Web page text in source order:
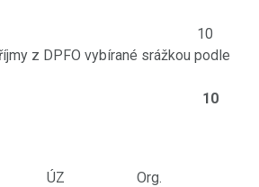
10
vybírané srážkou podle
10
ÚZ Org.